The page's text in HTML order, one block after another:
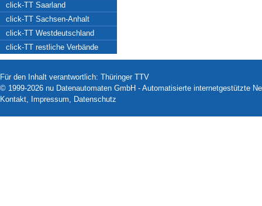
click-TT Saarland
click-TT Sachsen-Anhalt
click-TT Westdeutschland
click-TT restliche Verbände
Für den Inhalt verantwortlich: Thüringer TTV
© 1999-2026 nu Datenautomaten GmbH - Automatisierte internetgestützte
Kontakt, Impressum, Datenschutz